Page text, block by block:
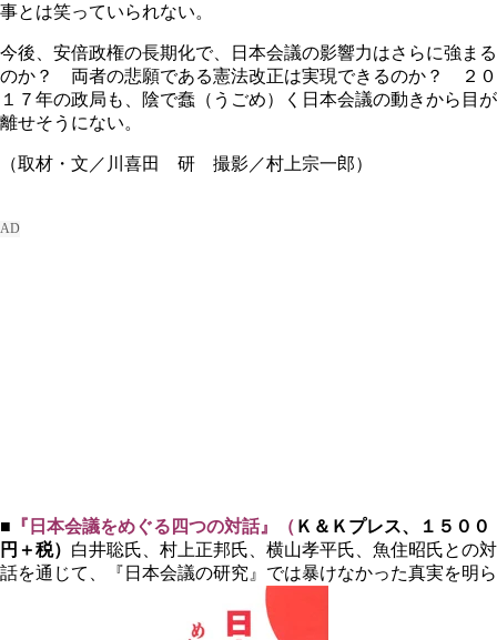
事とは笑っていられない。
今後、安倍政権の長期化で、日本会議の影響力はさらに強まる
のか？ 両者の悲願である憲法改正は実現できるのか？ ２０
１７年の政局も、陰で蠢（うごめ）く日本会議の動きから目が
離せそうにない。
（取材・文／川喜田 研 撮影／村上宗一郎）
■ 『日本会議をめぐる四つの対話』（ Ｋ＆Ｋプレス、１５００
円＋税） 白井聡氏、村上正邦氏、横山孝平氏、魚住昭氏との対
話を通じて、『日本会議の研究』では暴けなかった真実を明ら